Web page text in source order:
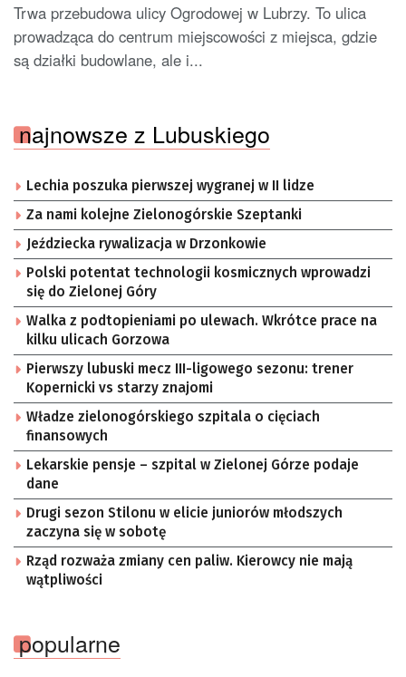
Trwa przebudowa ulicy Ogrodowej w Lubrzy. To ulica
prowadząca do centrum miejscowości z miejsca, gdzie
są działki budowlane, ale i...
najnowsze z Lubuskiego
Lechia poszuka pierwszej wygranej w II lidze
Za nami kolejne Zielonogórskie Szeptanki
Jeździecka rywalizacja w Drzonkowie
Polski potentat technologii kosmicznych wprowadzi
się do Zielonej Góry
Walka z podtopieniami po ulewach. Wkrótce prace na
kilku ulicach Gorzowa
Pierwszy lubuski mecz III-ligowego sezonu: trener
Kopernicki vs starzy znajomi
Władze zielonogórskiego szpitala o cięciach
finansowych
Lekarskie pensje – szpital w Zielonej Górze podaje
dane
Drugi sezon Stilonu w elicie juniorów młodszych
zaczyna się w sobotę
Rząd rozważa zmiany cen paliw. Kierowcy nie mają
wątpliwości
popularne